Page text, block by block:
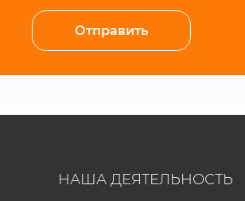
НАША ДЕЯТЕЛЬНОСТЬ